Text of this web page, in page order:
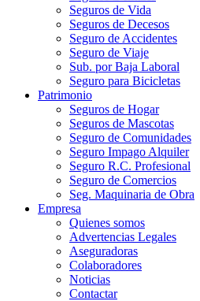
Seguros de Vida
Seguros de Decesos
Seguro de Accidentes
Seguro de Viaje
Sub. por Baja Laboral
Seguro para Bicicletas
Patrimonio
Seguros de Hogar
Seguros de Mascotas
Seguro de Comunidades
Seguro Impago Alquiler
Seguro R.C. Profesional
Seguro de Comercios
Seg. Maquinaria de Obra
Empresa
Quienes somos
Advertencias Legales
Aseguradoras
Colaboradores
Noticias
Contactar